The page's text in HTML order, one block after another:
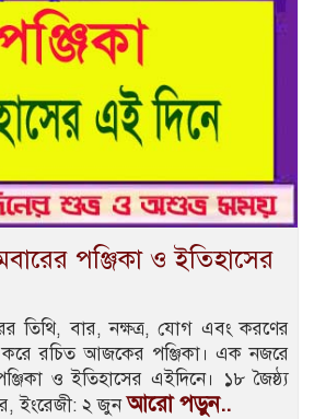
পঞ্জিকা ও ইতিহাসের
বার, নক্ষত্র, যোগ এবং করণের
করে রচিত আজকের পঞ্জিকা। এক নজরে
ও ইতিহাসের এইদিনে। ১৮ জৈষ্ঠ্য
ইংরেজী: ২ জুনআরো পড়ুন..